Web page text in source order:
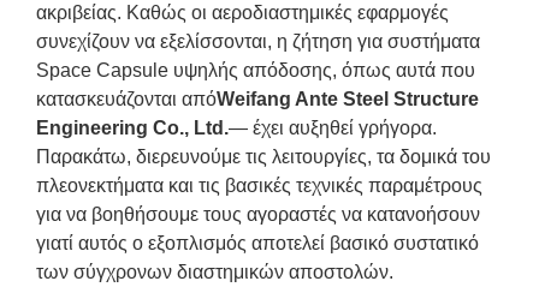
ακριβείας. Καθώς οι αεροδιαστημικές εφαρμογές
συνεχίζουν να εξελίσσονται, η ζήτηση για συστήματα
Space Capsule υψηλής απόδοσης, όπως αυτά που
κατασκευάζονται απόWeifang Ante Steel Structure
Engineering Co., Ltd.— έχει αυξηθεί γρήγορα.
Παρακάτω, διερευνούμε τις λειτουργίες, τα δομικά του
πλεονεκτήματα και τις βασικές τεχνικές παραμέτρους
για να βοηθήσουμε τους αγοραστές να κατανοήσουν
γιατί αυτός ο εξοπλισμός αποτελεί βασικό συστατικό
των σύγχρονων διαστημικών αποστολών.